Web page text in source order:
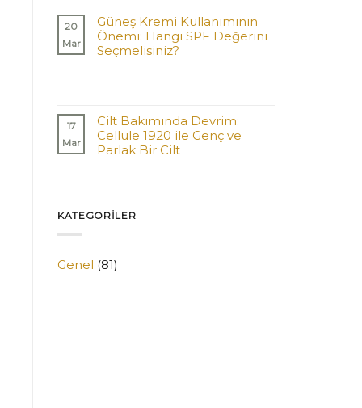
20
Mar
Güneş Kremi Kullanımının
Önemi: Hangi SPF Değerini
Seçmelisiniz?
17
Mar
Cilt Bakımında Devrim:
Cellule 1920 ile Genç ve
Parlak Bir Cilt
KATEGORILER
Genel (81)